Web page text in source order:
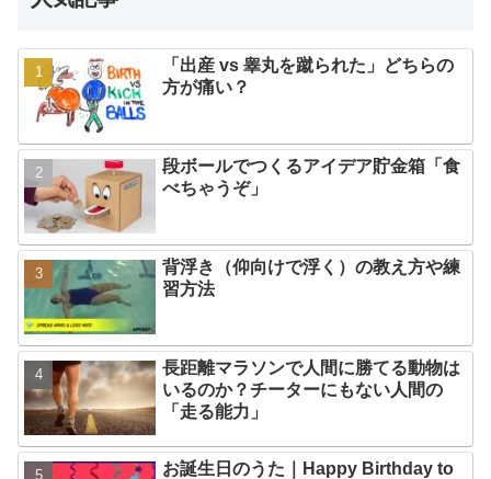
「出産 vs 睾丸を蹴られた」どちらの
方が痛い？
段ボールでつくるアイデア貯金箱「食
べちゃうぞ」
背浮き（仰向けで浮く）の教え方や練
習方法
長距離マラソンで人間に勝てる動物は
いるのか？チーターにもない人間の
「走る能力」
お誕生日のうた｜Happy Birthday to